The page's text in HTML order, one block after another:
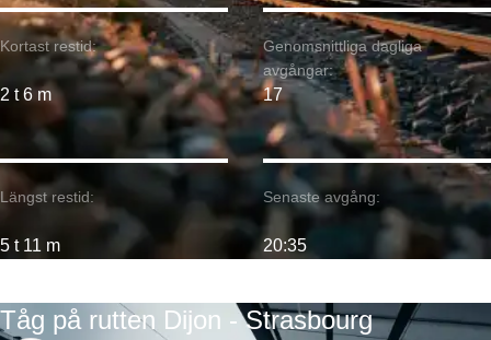
Kortast restid:
2 t 6 m
Längst restid:
5 t 11 m
Genomsnittliga dagliga
avgångar:
17
Senaste avgång:
20:35
Tåg på rutten Dijon - Strasbourg